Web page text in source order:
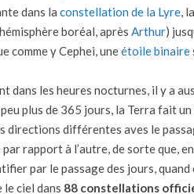
dans la constellation de la Lyre,
boréal, après Arthur)
comme γ Cephei, uneétoile binaire
dans les heures nocturnes, il y a
plus de 365 jours, la Terra fait
directions différentes aves le
rapport à l’autre, de sorte que,
par le passage des jours,
le ciel dans 88 constellations